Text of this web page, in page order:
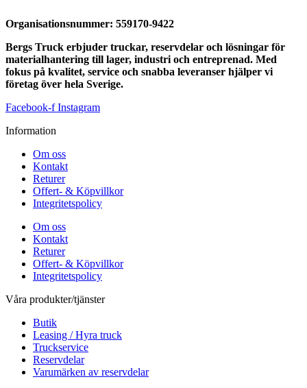
Organisationsnummer: 559170-9422
Bergs Truck erbjuder truckar, reservdelar och lösningar för
materialhantering till lager, industri och entreprenad. Med
fokus på kvalitet, service och snabba leveranser hjälper vi
företag över hela Sverige.
Facebook-f Instagram
Information
Om oss
Kontakt
Returer
Offert- & Köpvillkor
Integritetspolicy
Om oss
Kontakt
Returer
Offert- & Köpvillkor
Integritetspolicy
Våra produkter/tjänster
Butik
Leasing / Hyra truck
Truckservice
Reservdelar
Varumärken av reservdelar